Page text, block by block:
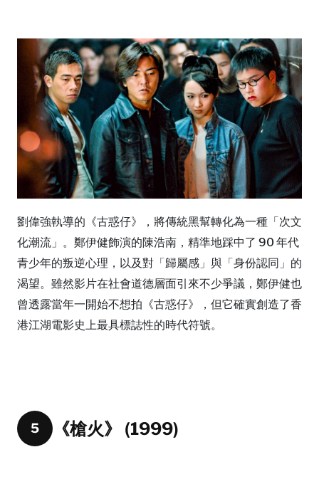
劉偉強執導的《古惑仔》，將傳統黑幫轉化為一種「次文
化潮流」。鄭伊健飾演的陳浩南，精準地踩中了 90 年代
青少年的叛逆心理，以及對「歸屬感」與「身份認同」的
渴望。雖然影片在社會道德層面引來不少爭議，鄭伊健也
曾透露當年一開始不想拍《古惑仔》，但它確實創造了香
港江湖電影史上最具標誌性的時代符號。
5 《槍火》 (1999)